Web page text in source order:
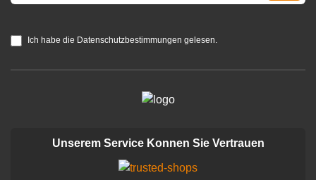
Ich habe die Datenschutzbestimmungen gelesen.
Unserem Service Konnen Sie Vertrauen